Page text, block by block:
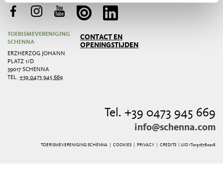
TOERISMEVERENIGING
SCHENNA
ERZHERZOG JOHANN
PLATZ 1/D
39017 SCHENNA
TEL.+39 0473 945 669
CONTACT EN
OPENINGSTIJDEN
Tel. +39 0473 945 669
info@schenna.com
TOERISMEVERENIGING SCHENNA | COOKIES| PRIVACY| CREDITS | UID IT01516780218